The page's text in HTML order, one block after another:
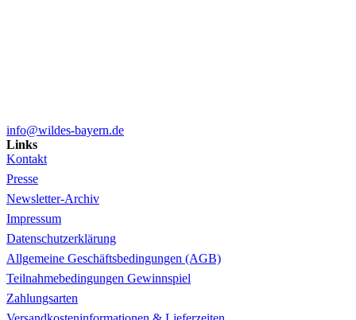
info@wildes-bayern.de
Links
Kontakt
Presse
Newsletter-Archiv
Impressum
Datenschutzerklärung
Allgemeine Geschäftsbedingungen (AGB)
Teilnahmebedingungen Gewinnspiel
Zahlungsarten